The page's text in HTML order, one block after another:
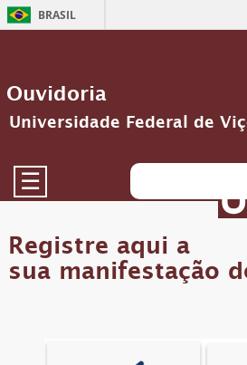
BRASIL
Ouvidoria
Universidade Federal de
☰
Registre aqui a
sua manifestação